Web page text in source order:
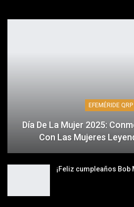
EFEMÉRIDE QRP
Día De La Mujer 2025:
Con Las Mujeres
¡Feliz cumpleaños Bob